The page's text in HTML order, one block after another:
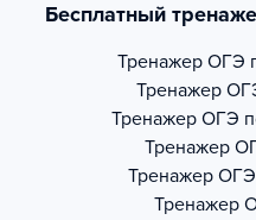
Бесплатный
Тренажер ОГЭ
Тренажер
Тренажер ОГЭ
Тренажер
Тренажер ОГЭ
Тренажер